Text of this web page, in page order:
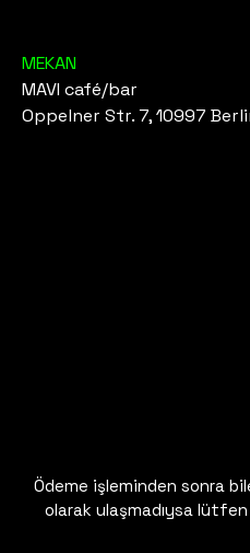
MEKAN
MAVI café/bar
Oppelner Str. 7, 10997
Ödeme işleminden sonra
olarak ulaşmadıysa